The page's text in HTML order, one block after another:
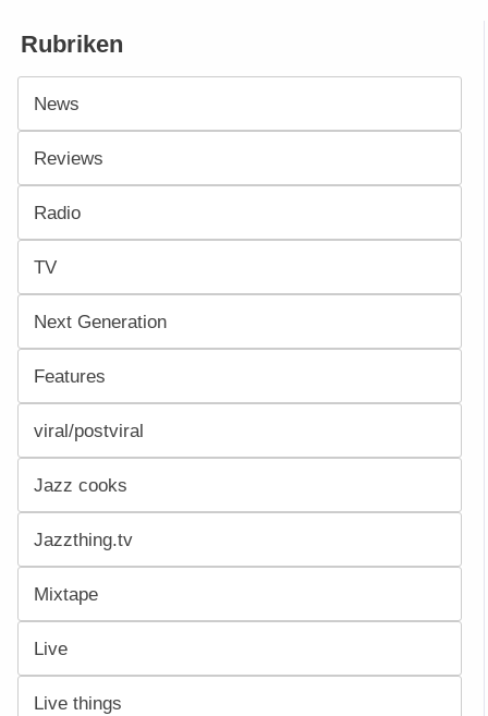
Rubriken
News
Reviews
Radio
TV
Next Generation
Features
viral/postviral
Jazz cooks
Jazzthing.tv
Mixtape
Live
Live things